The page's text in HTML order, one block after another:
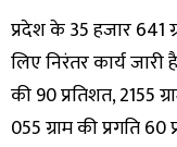
प्रदेश के 35 हजार
लिए निरंतर कार्य
की 90 प्रतिशत, 2155
055 ग्राम की प्रगति